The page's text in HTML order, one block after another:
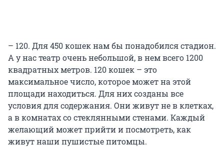
– 120. Для 450 кошек нам бы понадобился стадион.
А у нас театр очень небольшой, в нем всего 1200
квадратных метров. 120 кошек – это
максимальное число, которое может на этой
площади находиться. Для них созданы все
условия для содержания. Они живут не в клетках,
а в комнатах со стеклянными стенами. Каждый
желающий может прийти и посмотреть, как
живут наши пушистые питомцы.